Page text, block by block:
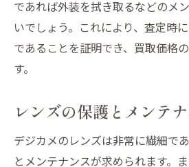
であれば外装を拭き取るなどのメ
いでしょう。これにより、査定時
であることを証明でき、買取価格
す。
レンズの保護とメンテ
デジカメのレンズは非常に繊細で
とメンテナンスが求められます。